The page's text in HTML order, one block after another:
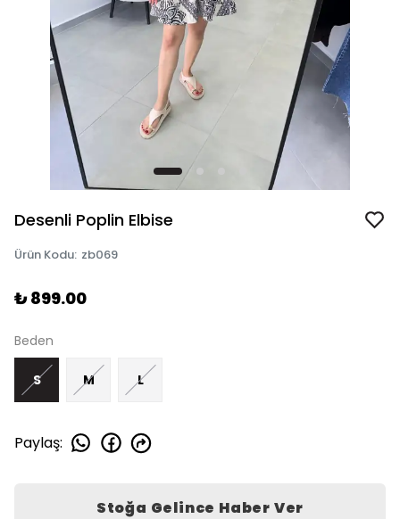
Desenli Poplin Elbise
Ürün Kodu: zb069
₺ 899.00
Beden
S M L
Paylaş:
Stoğa Gelince Haber Ver